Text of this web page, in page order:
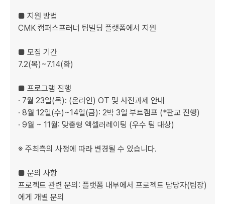
■ 지원 방법
CMK 캠퍼스프러너 팀빌딩 플랫폼에서 지원
■ 모집 기간
7.2(목)~7.14(화)
■ 프로그램 진행
· 7월 23일(목): (온라인) OT 및 사전과제 안내
· 8월 12일(수)~14일(금): 2박 3일 부트캠프 (*판교 진행)
· 9월 ~ 11월: 맞춤형 액셀러레이팅 (우수 팀 대상)
※ 주최측의 사정에 따라 변경될 수 있습니다.
■ 문의 사항
프로젝트 관련 문의: 플랫폼 내부에서 프로젝트 담당자(팀장)
에게 개별 문의